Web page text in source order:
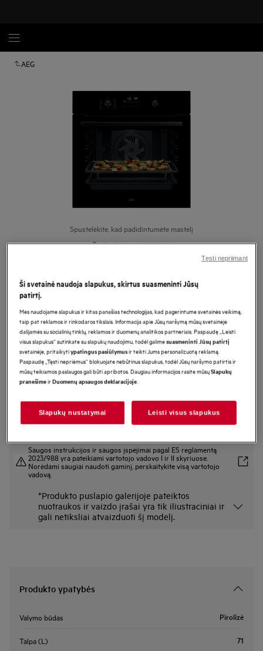
AEG
Spustelėkite, kad padidintumėte mastelį
Orkaitė 6000 serija „SenseCook“ su
maisto termometru
Gaminio informacijos lapas
Pagrindiniai privalumai
6000 serijos orkaitė „SenseCook®“ su maisto termometru geresniems
rezultatams.
Naudodami maisto termometrą visada žinosite tikslią temperatūrą.
Saugos instrukcijos ir saugos įspėjimai pagal ES reglamentą
2023/988 yra pateikiami vartotojo vadovo I ir II skyriuose.
Norėdami saugiai naudoti gaminį, perskaitykite visą vartotojo
vadovą.
*Produkto puslapio galerijoje pateiktos
nuotraukos ir vaizdo įrašai yra tik iliustraciniai ir
gali netiksliai atvaizduoti šį modelį.
Produkto ypatybės
Valymo būdas Pirolizė
Talpa (L) 71
Ši svetainė naudoja slapukus, skirtus suasmeninti Jūsų
patirtį.
Mes naudojame slapukus ir kitas panašias technologijas, kad pagerintume svetainės veikimą,
taip pat reklamos ir rinkodaros tikslais. Informacija apie Jūsų naršymą mūsų svetainėje
dalijamės su socialinių tinklų, reklamos ir duomenų analitikos partneriais. Paspaudę „Leisti
visus slapukus“ sutinkate su slapukų naudojimu, todėl galimesuasmeninti Jūsų patirtį
svetainėje, pritaikytiypatingus pasiūlymusir teikti Jums personalizuotą reklamą.
Paspaudę „Tęsti nepriėmus“ blokuojate nebūtinus slapukus, todėl Jūsų naršymo patirtis ir
mūsų teikiamos paslaugos gali būti apribotos. Daugiau informacijos rasite mūsųSlapukų
pranešimeirDuomenų apsaugos deklaracijoje.
Slapukų nustatymai Leisti visus slapukus
Tęsti nepriimant